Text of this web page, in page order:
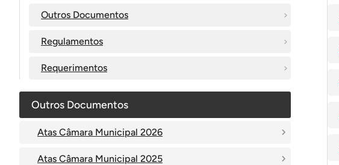
Outros Documentos
Regulamentos
Requerimentos
Outros Documentos
Atas Câmara Municipal 2026
Atas Câmara Municipal 2025